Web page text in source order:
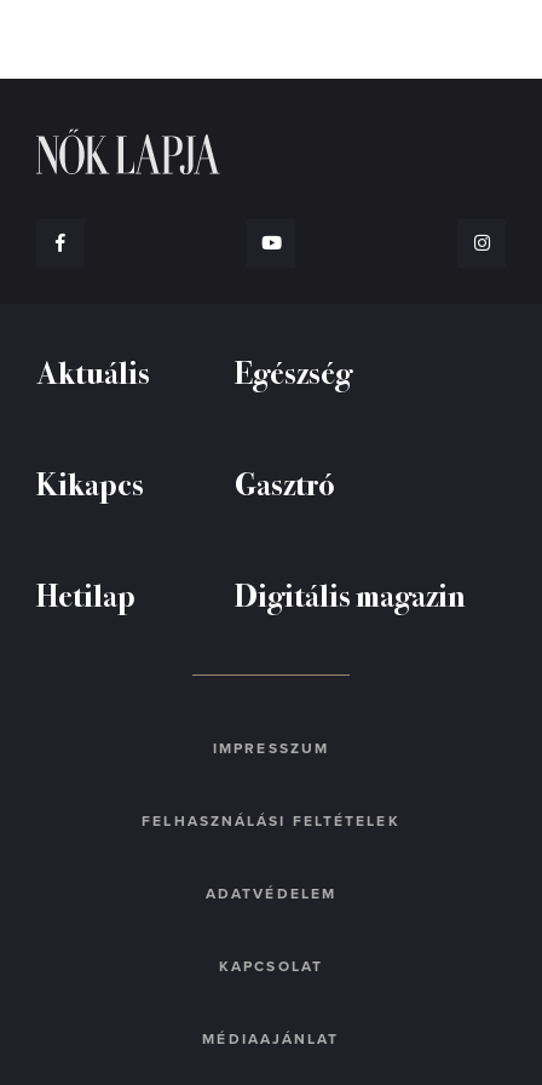
Aktuális Egészség
Kikapcs Gasztró
Hetilap Digitális magazin
IMPRESSZUM
FELHASZNÁLÁSI FELTÉTELEK
ADATVÉDELEM
KAPCSOLAT
MÉDIAAJÁNLAT